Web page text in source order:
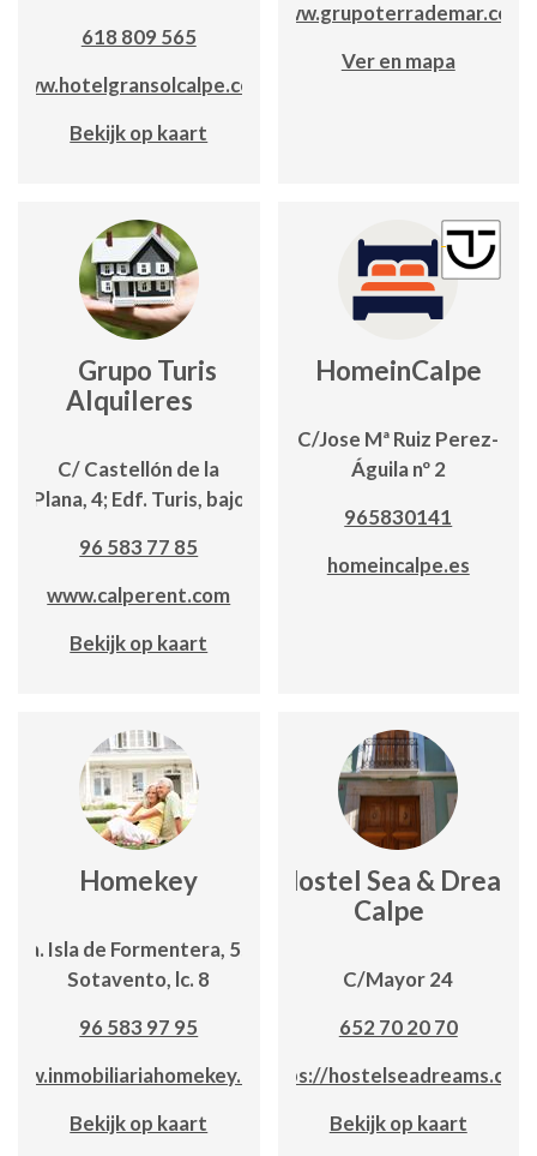
618 809 565
www.hotelgransolcalpe.com
Bekijk op kaart
www.grupoterrademar.com
Ver en mapa
Grupo Turis
Alquileres
C/ Castellón de la
Plana, 4; Edf. Turis, bajo
96 583 77 85
www.calperent.com
Bekijk op kaart
HomeinCalpe
C/Jose Mª Ruiz Perez-
Águila nº 2
965830141
homeincalpe.es
Homekey
Isla de Formentera, 5; Edf.
Sotavento, lc. 8
96 583 97 95
Bekijk op kaart
Hostel Sea & Dreams
Calpe
C/Mayor 24
652 70 20 70
https://
Bekijk op kaart